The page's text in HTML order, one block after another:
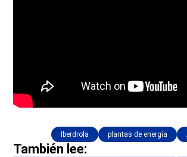
Iberdrola plantas de energía
También lee: